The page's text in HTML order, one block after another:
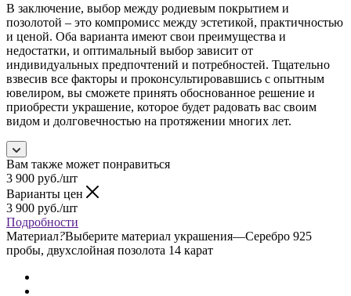
В заключение, выбор между родиевым покрытием и
позолотой – это компромисс между эстетикой, практичностью
и ценой. Оба варианта имеют свои преимущества и
недостатки, и оптимальный выбор зависит от
индивидуальных предпочтений и потребностей. Тщательно
взвесив все факторы и проконсультировавшись с опытным
ювелиром, вы сможете принять обоснованное решение и
приобрести украшение, которое будет радовать вас своим
видом и долговечностью на протяжении многих лет.
Вам также может понравиться
3 900 руб./шт
Варианты цен
3 900 руб./шт
Подробности
Материал?Выберите материал украшения—Серебро 925
пробы, двухслойная позолота 14 карат